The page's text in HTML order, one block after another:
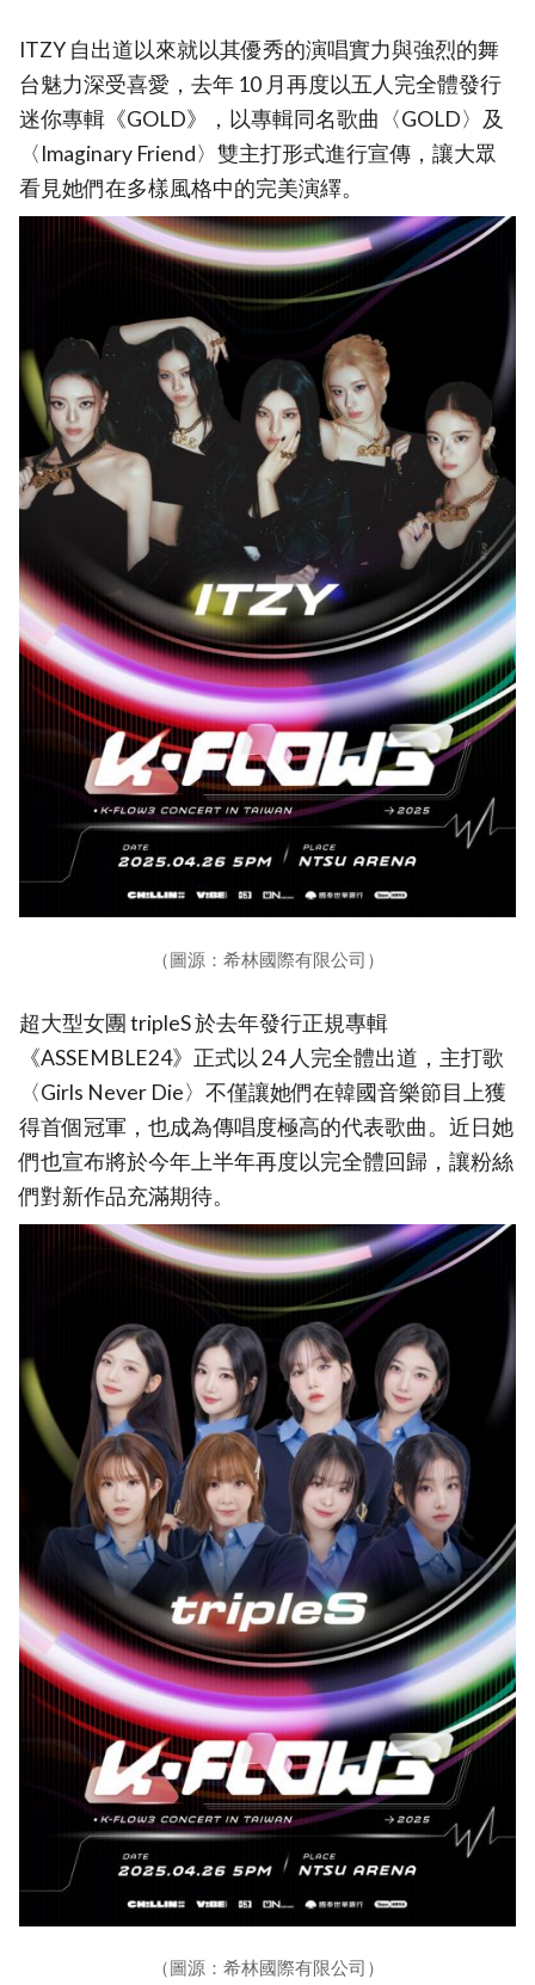
ITZY 自出道以來就以其優秀的演唱實力與強烈的舞
台魅力深受喜愛，去年 10 月再度以五人完全體發行
迷你專輯《GOLD》，以專輯同名歌曲〈GOLD〉及
〈Imaginary Friend〉雙主打形式進行宣傳，讓大眾
看見她們在多樣風格中的完美演繹。
（圖源：希林國際有限公司）
超大型女團 tripleS 於去年發行正規專輯
《ASSEMBLE24》正式以 24 人完全體出道，主打歌
〈Girls Never Die〉不僅讓她們在韓國音樂節目上獲
得首個冠軍，也成為傳唱度極高的代表歌曲。近日她
們也宣布將於今年上半年再度以完全體回歸，讓粉絲
們對新作品充滿期待。
（圖源：希林國際有限公司）